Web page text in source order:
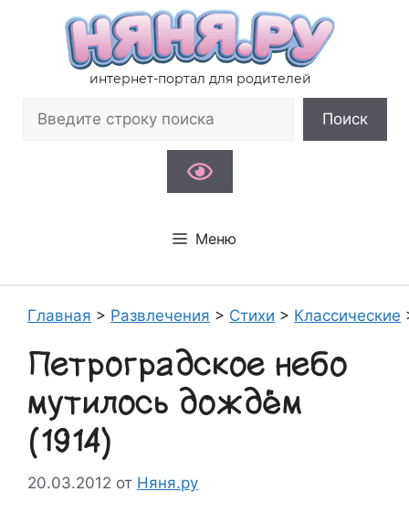
содержимому
интернет-портал для родителей
Поиск
Меню
Главная > Развлечения > Стихи > Классические
Петроградское небо
мутилось дождём
(1914)
20.03.2012 от Няня.ру